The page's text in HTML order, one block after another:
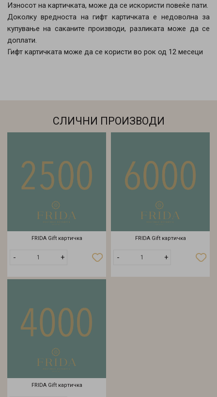
Износот на картичката, може да се искористи повеќе пати.
Доколку вредноста на гифт картичката е недоволна за
купување на саканите производи, разликата може да се
доплати.
Гифт картичката може да се користи во рок од 12 месеци
СЛИЧНИ ПРОИЗВОДИ
FRIDA Gift картичка
- +
Додади
FRIDA Gift картичка
- +
Додади
FRIDA Gift картичка